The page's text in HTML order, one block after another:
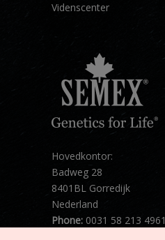
Videnscenter
Hovedkontor:
Badweg 28
8401BL Gorredijk
Nederland
Phone: 0031 58 213 4961